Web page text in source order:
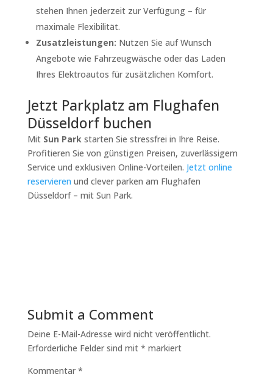
stehen Ihnen jederzeit zur Verfügung – für
maximale Flexibilität.
Zusatzleistungen: Nutzen Sie auf Wunsch
Angebote wie Fahrzeugwäsche oder das Laden
Ihres Elektroautos für zusätzlichen Komfort.
Jetzt Parkplatz am Flughafen
Düsseldorf buchen
Mit Sun Park starten Sie stressfrei in Ihre Reise.
Profitieren Sie von günstigen Preisen, zuverlässigem
Service und exklusiven Online-Vorteilen. Jetzt online
reservieren und clever parken am Flughafen
Düsseldorf – mit Sun Park.
Submit a Comment
Deine E-Mail-Adresse wird nicht veröffentlicht.
Erforderliche Felder sind mit * markiert
Kommentar *